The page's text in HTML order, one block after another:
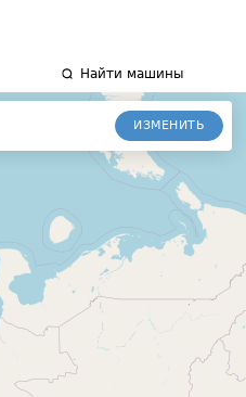
Найти машины
ИЗМЕНИТЬ